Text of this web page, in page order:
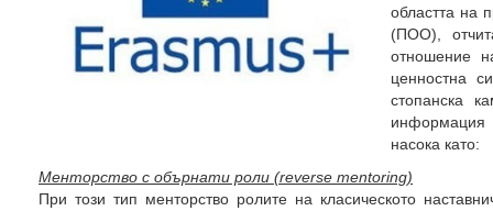
областта на
(ПОО),
отношение
ценностна
стопанска
насока като:
Менторство с обърнати роли (reverse mentoring)
При този тип менторство ролите на класическото